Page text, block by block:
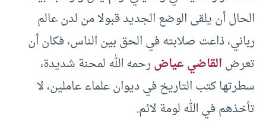
الحال أن يلقى الوضع الجديد قبولا من لدن عالم
رباني، ذاعت صلابته في الحق بين الناس، فكان أن
تعرضالقاضي عياضرحمه الله لمحنة شديدة،
سطرتها كتب التاريخ في ديوان علماء عاملين، لا
تأخذهم في الله لومة لائم.